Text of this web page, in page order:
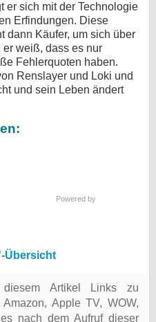
er sich mit der Technologie
Erfindungen. Diese
dann Käufer, um sich über
weiß, dass es nur
Fehlerquoten haben.
Renslayer und Loki und
und sein Leben ändert
Powered by
Übersicht
Artikel Links zu
Amazon, Apple TV, WOW,
nach dem Aufruf dieser